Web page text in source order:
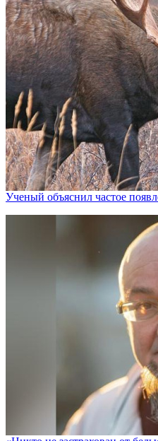
Ученый объяснил частое